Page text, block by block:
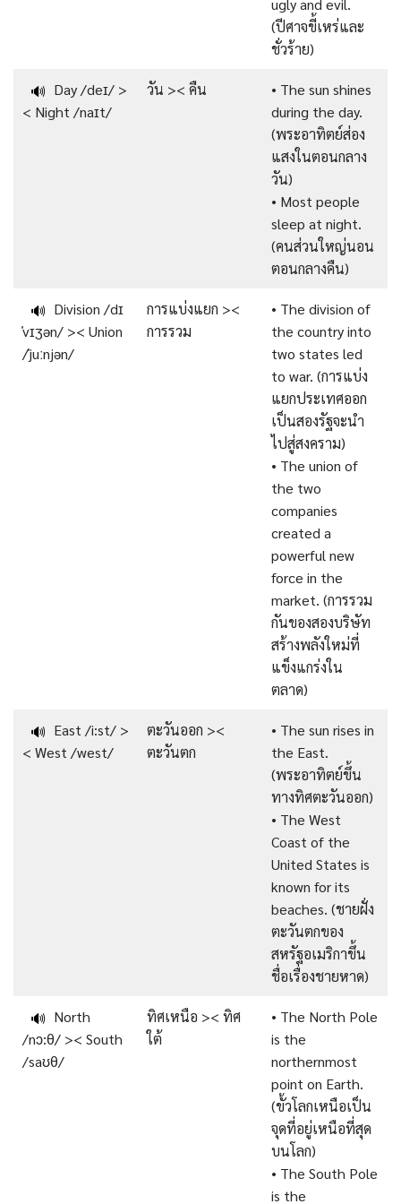
ugly and evil.
(ปีศาจขี้เหร่และ
ชั่วร้าย)
🔊 Day /deɪ/ >
< Night /naɪt/
วัน >< คืน
• The sun shines
during the day.
(พระอาทิตย์ส่อง
แสงในตอนกลาง
วัน)
• Most people
sleep at night.
(คนส่วนใหญ่นอน
ตอนกลางคืน)
🔊 Division /dɪ
ˈvɪʒən/ >< Union
/ˈjuːnjən/
การแบ่งแยก ><
การรวม
• The division of
the country into
two states led
to war. (การแบ่ง
แยกประเทศออก
เป็นสองรัฐจะนำ
ไปสู่สงคราม)
• The union of
the two
companies
created a
powerful new
force in the
market. (การรวม
กันของสองบริษัท
สร้างพลังใหม่ที่
แข็งแกร่งใน
ตลาด)
🔊 East /i:st/ >
< West /west/
ตะวันออก ><
ตะวันตก
• The sun rises in
the East.
(พระอาทิตย์ขึ้น
ทางทิศตะวันออก)
• The West
Coast of the
United States is
known for its
beaches. (ชายฝั่ง
ตะวันตกของ
สหรัฐอเมริกาขึ้น
ชื่อเรื่องชายหาด)
🔊 North
/nɔ:θ/ >< South
/saʊθ/
ทิศเหนือ >< ทิศ
ใต้
• The North Pole
is the
northernmost
point on Earth.
(ขั้วโลกเหนือเป็น
จุดที่อยู่เหนือที่สุด
บนโลก)
• The South Pole
is the